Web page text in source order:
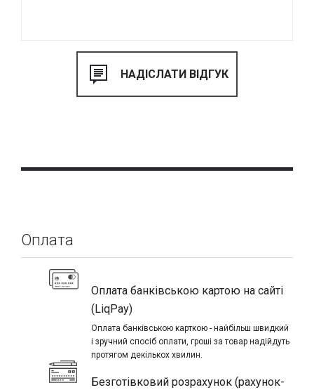
Оплата
Оплата банківською картою на сайті
(LiqPay)
Оплата банківською карткою - найбільш швидкий
і зручний спосіб оплати, гроші за товар надійдуть
протягом декількох хвилин.
Безготівковий розрахунок (рахунок-